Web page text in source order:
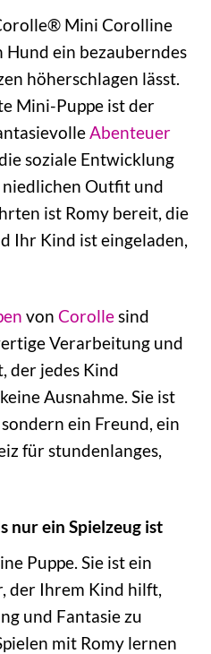
Mini Corolline
ein bezauberndes
höherschlagen lässt.
Mini-Puppe ist der
Abenteuer
soziale Entwicklung
Outfit und
ist Romy bereit, die
Ihr Kind ist eingeladen,
von Corollesind
Verarbeitung und
der jedes Kind
Ausnahme. Sie ist
sondern ein Freund, ein
für stundenlanges,
nur ein Spielzeug ist
Puppe. Sie ist ein
der Ihrem Kind hilft,
und Fantasie zu
mit Romy lernen